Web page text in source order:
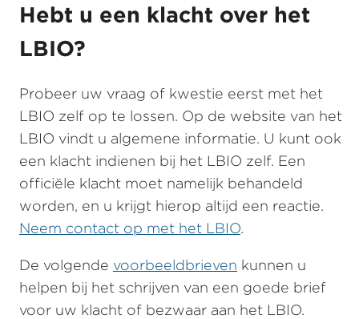
Hebt u een klacht over het
LBIO?
Probeer uw vraag of kwestie eerst met het
LBIO zelf op te lossen. Op de website van het
LBIO vindt u algemene informatie. U kunt ook
een klacht indienen bij het LBIO zelf. Een
officiële klacht moet namelijk behandeld
worden, en u krijgt hierop altijd een reactie.
Neem contact op met het LBIO.
De volgende voorbeeldbrieven kunnen u
helpen bij het schrijven van een goede brief
voor uw klacht of bezwaar aan het LBIO.